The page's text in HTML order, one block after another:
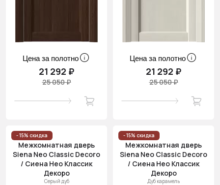
Цена за полотно
21 292 ₽
25 050 ₽
Цена за полотно
21 292 ₽
25 050 ₽
- 15% скидка
Межкомнатная дверь
Siena Neo Classic Decoro
/ Сиена Нео Классик
Декоро
Серый дуб
- 15% скидка
Межкомнатная дверь
Siena Neo Classic Decoro
/ Сиена Нео Классик
Декоро
Дуб карамель